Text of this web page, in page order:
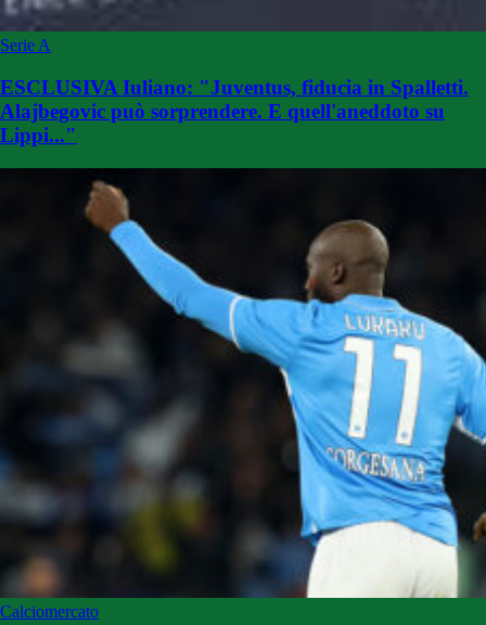
Serie A
ESCLUSIVA Iuliano: "Juventus, fiducia in Spalletti.
Alajbegovic può sorprendere. E quell'aneddoto su
Lippi..."
Calciomercato